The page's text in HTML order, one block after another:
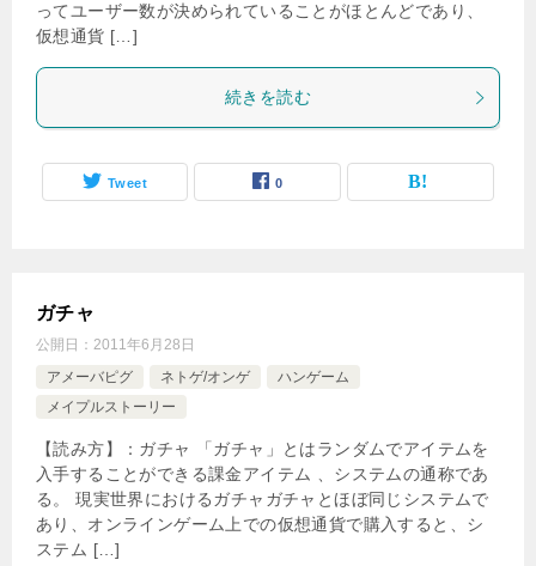
ってユーザー数が決められていることがほとんどであり、
仮想通貨 […]
続きを読む
Tweet 0
ガチャ
公開日： 2011年6月28日
アメーバピグ
ネトゲ/オンゲ
ハンゲーム
メイプルストーリー
【読み方】：ガチャ 「ガチャ」とはランダムでアイテムを
入手することができる課金アイテム 、システムの通称であ
る。 現実世界におけるガチャガチャとほぼ同じシステムで
あり、オンラインゲーム上での仮想通貨で購入すると、シ
ステム […]